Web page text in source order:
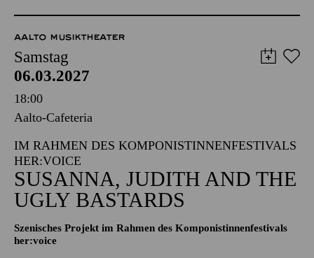
AALTO MUSIKTHEATER
Samstag
06.03.2027
18:00
Aalto-Cafeteria
IM RAHMEN DES KOMPONISTINNENFESTIVALS
HER:VOICE
SUSANNA, JUDITH AND THE
UGLY BASTARDS